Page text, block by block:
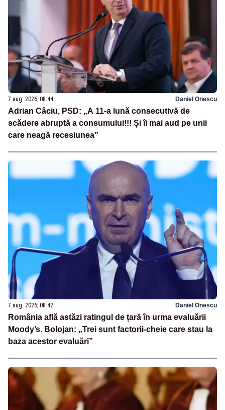
7 aug. 2026, 08:44 Daniel Onescu
Adrian Câciu, PSD: „A 11-a lună consecutivă de
scădere abruptă a consumului!!! Și îi mai aud pe unii
care neagă recesiunea”
7 aug. 2026, 08:42 Daniel Onescu
România află astăzi ratingul de țară în urma evaluării
Moody’s. Bolojan: „Trei sunt factorii-cheie care stau la
baza acestor evaluări”